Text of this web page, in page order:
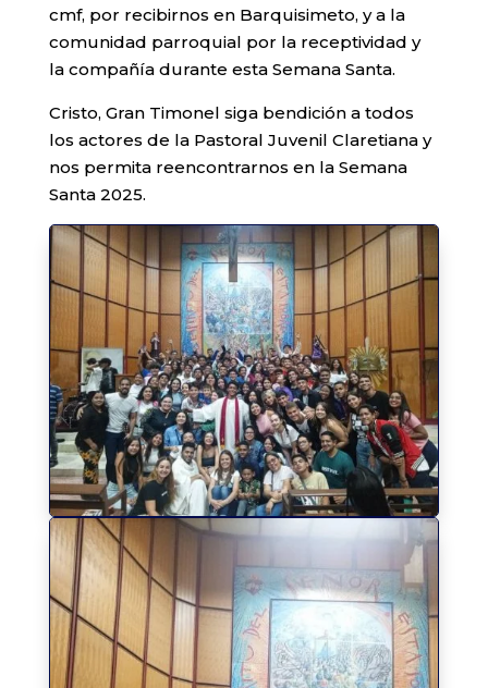
cmf, por recibirnos en Barquisimeto, y a la
comunidad parroquial por la receptividad y
la compañía durante esta Semana Santa.
Cristo, Gran Timonel siga bendición a todos
los actores de la Pastoral Juvenil Claretiana y
nos permita reencontrarnos en la Semana
Santa 2025.